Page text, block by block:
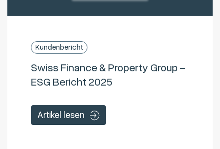
Kundenbericht
Swiss Finance & Property Group –
ESG Bericht 2025
Artikel lesen